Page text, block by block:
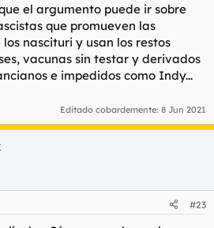
el argumento puede ir sobre
que promueven las
los nascituri y usan los restos
vacunas sin testar y derivados
e impedidos como Indy...
Editado cobardemente: 8 Jun 2021
#23